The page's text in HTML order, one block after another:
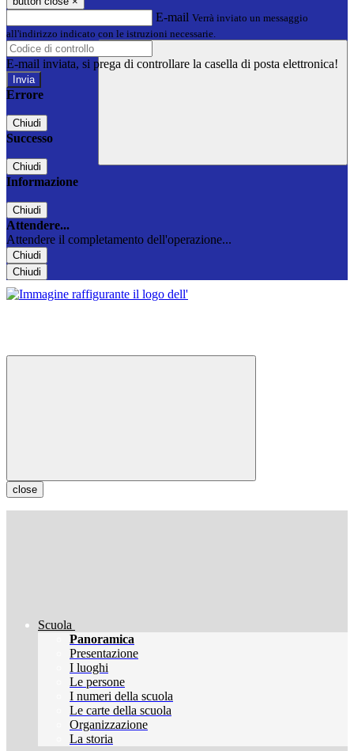
E-mail Verrà inviato un messaggio
all'indirizzo indicato con le istruzioni necessarie.
E-mail inviata, si prega di controllare la casella di posta elettronica!
Errore
Chiudi
Successo
Chiudi
Informazione
Chiudi
Attendere...
Attendere il completamento dell'operazione...
Chiudi
Chiudi
close
Scuola
Panoramica
Presentazione
I luoghi
Le persone
I numeri della scuola
Le carte della scuola
Organizzazione
La storia